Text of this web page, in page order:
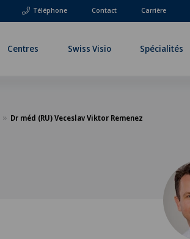
Téléphone Contact Carrière
Centres Swiss Visio Spécialités
Dr méd (RU) Veceslav Viktor Remenez